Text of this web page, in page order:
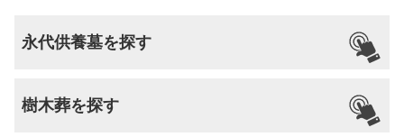
永代供養墓を探す
樹木葬を探す